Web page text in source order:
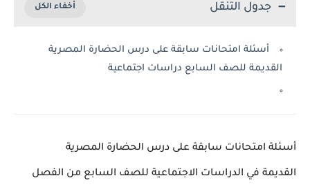
جدول التنقل
أسئلة امتحانات سابقة على درس الحضارة المصرية
القديمة للصف السابع دراسات اجتماعية
أسئلة امتحانات سابقة على درس الحضارة المصرية
القديمة في الدراسات الاجتماعية للصف السابع من الفصل